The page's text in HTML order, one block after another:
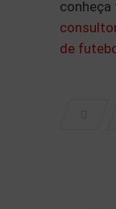
conheça
de